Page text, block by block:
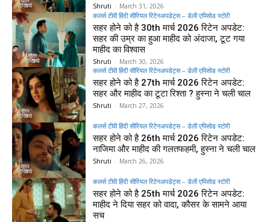
Shruti - March 31, 2026
कलर्स टीवी हिंदी सीरियल रिटेनअपडेट्स – डेली एपिसोड स्टोरी
सहर होने को है 30th मार्च 2026 रिटेन अपडेट:
सहर की उम्र का हुआ माहीद को अंदाजा, टूट गया
माहीद का विश्वास
Shruti - March 30, 2026
कलर्स टीवी हिंदी सीरियल रिटेनअपडेट्स – डेली एपिसोड स्टोरी
सहर होने को है 27th मार्च 2026 रिटेन अपडेट:
सहर और माहीद का टूटा रिश्ता ? हुस्ना ने चली चाल
Shruti - March 27, 2026
कलर्स टीवी हिंदी सीरियल रिटेनअपडेट्स – डेली एपिसोड स्टोरी
सहर होने को है 26th मार्च 2026 रिटेन अपडेट:
नाजिमा और माहीद की गलतफहमी, हुस्ना ने चली चाल
Shruti - March 26, 2026
कलर्स टीवी हिंदी सीरियल रिटेनअपडेट्स – डेली एपिसोड स्टोरी
सहर होने को है 25th मार्च 2026 रिटेन अपडेट:
माहीद ने दिया सहर को वादा, कौसर के सामने आया
सच